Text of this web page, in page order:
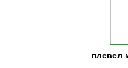
плевел